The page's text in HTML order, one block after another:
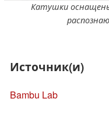
Катушки
Источник(и)
Bambu Lab